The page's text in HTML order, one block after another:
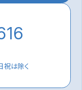
祝は除く